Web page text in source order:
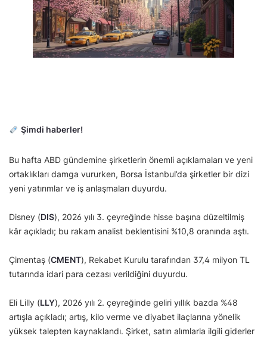
Şimdi haberler!
Bu hafta ABD gündemine şirketlerin önemli açıklamaları ve yeni
ortaklıkları damga vururken, Borsa İstanbul’da şirketler bir dizi
yeni yatırımlar ve iş anlaşmaları duyurdu.
Disney (DIS), 2026 yılı 3. çeyreğinde hisse başına düzeltilmiş
kâr açıkladı; bu rakam analist beklentisini %10,8 oranında aştı.
Çimentaş (CMENT), Rekabet Kurulu tarafından 37,4 milyon TL
tutarında idari para cezası verildiğini duyurdu.
Eli Lilly (LLY), 2026 yılı 2. çeyreğinde geliri yıllık bazda %48
artışla açıkladı; artış, kilo verme ve diyabet ilaçlarına yönelik
yüksek talepten kaynaklandı. Şirket, satın alımlarla ilgili giderler